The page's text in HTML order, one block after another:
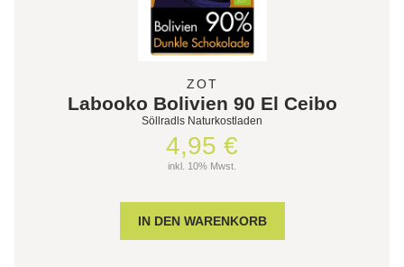
ZOT
Labooko Bolivien 90 El Ceibo
Söllradls Naturkostladen
4,95 €
inkl. 10% Mwst.